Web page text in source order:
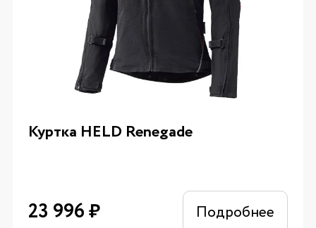
Куртка HELD Renegade
23 996₽ Подробнее